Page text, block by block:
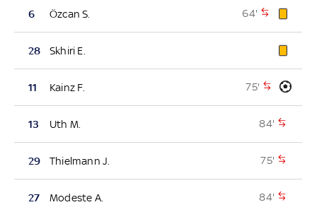
6 Özcan S. 64'
28 Skhiri E.
11 Kainz F. 75'
13 Uth M. 84'
29 Thielmann J. 75'
27 Modeste A. 84'